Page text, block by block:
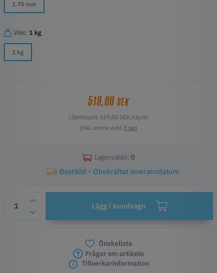
1.75 mm
Vikt: 1 kg
1 kg
519,00 SEK
(Jämförpris 519,00 SEK/styck)
Inkl. moms exkl. Frakt
Lagersaldo: 0
Beställd - Obekräftat leveransdatum
Lägg i kundvagn
Önskelista
Frågor om artikeln
Tillverkarinformation